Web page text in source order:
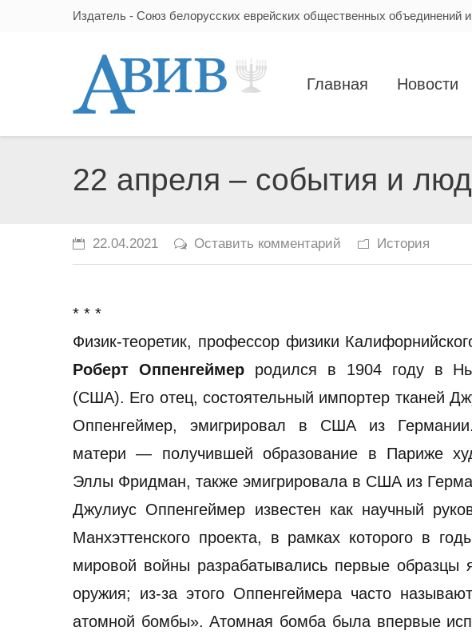
Издатель - Союз белорусских еврейских общественных объединений
Главная Новости
22 апреля – события и
22.04.2021 Оставить комментарий История
* * *
Физик-теоретик, профессор физики
Роберт Оппенгеймерродился в 1904 году в
(США). Его отец, состоятельный импортер тканей
Оппенгеймер, эмигрировал в США из
матери — получившей образование в Париже
Эллы Фридман, также эмигрировала в США из
Джулиус Оппенгеймер известен как научный
Манхэттенского проекта, в рамках которого в
мировой войны разрабатывались первые образцы
оружия; из-за этого Оппенгеймера часто
атомной бомбы». Aтомная бомба была впервые